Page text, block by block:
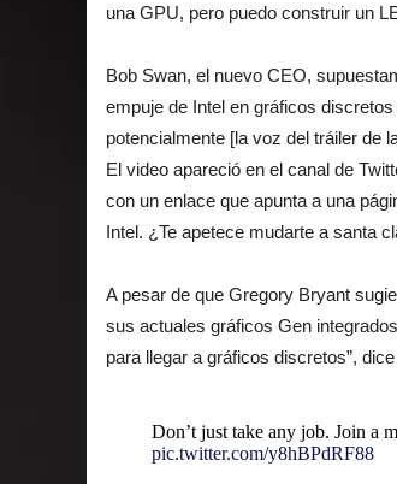
una GPU, pero puedo construir un
Bob Swan, el nuevo CEO,
empuje de Intel en gráficos
potencialmente [la voz del tráiler de
El video apareció en el canal de
con un enlace que apunta a una
Intel. ¿Te apetece mudarte a santa
A pesar de que Gregory Bryant
sus actuales gráficos Gen
para llegar a gráficos discretos”,
Don’t just take any job. Join a
pic.twitter.com/y8hBPdRF88